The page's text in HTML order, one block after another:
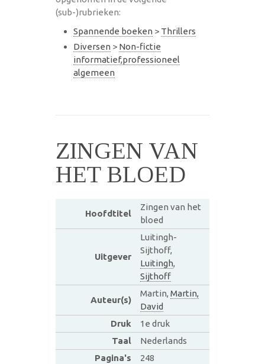
(sub-)rubrieken:
Spannende boeken > Thrillers
Diversen > Non-fictie
informatief,professioneel
algemeen
ZINGEN VAN
HET BLOED
Hoofdtitel
Zingen van het
bloed
Uitgever
Luitingh-
Sijthoff,
Luitingh,
Sijthoff
Auteur(s)
Martin, Martin,
David
Druk
1e druk
Taal
Nederlands
Pagina's
248